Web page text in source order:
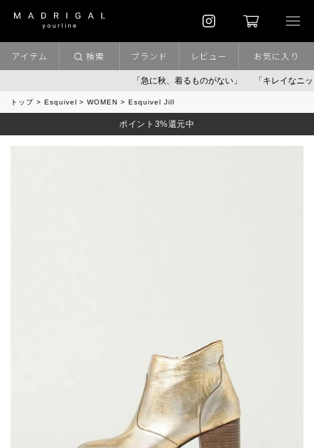
「急に秋、着るものがない」 「キレイなニット」
アイテム 検索 ブランド レビュー お気に入り
トップ Esquivel WOMEN Esquivel Jill
ポイント3%還元中